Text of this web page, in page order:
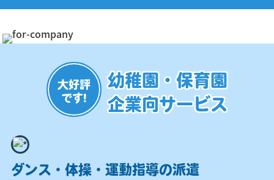
大好評
です!
幼稚園・保育園
企業向サービス
ダンス・体操・運動指導の派遣